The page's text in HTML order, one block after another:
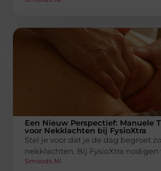
Een Nieuw Perspectief: Manuele
voor Nekklachten bij FysioXtra
Stel je voor dat je de dag begroet
nekklachten. Bij FysioXtra nodigen
Smoods.nl